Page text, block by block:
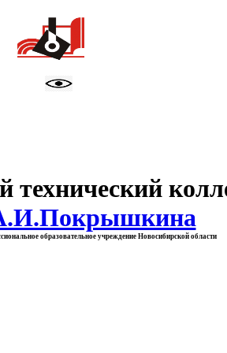
технический
образовательное учреждение Новосибирской области